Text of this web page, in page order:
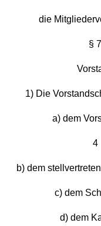
die
§ 7
1) Die
a) dem
4
b) dem
c) dem
d) dem